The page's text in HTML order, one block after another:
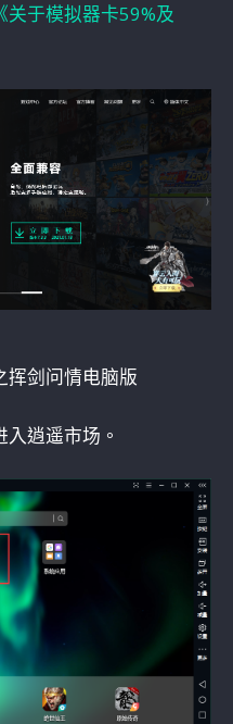
《关于模拟器卡59%及
挥剑问情电脑版
逍遥市场。